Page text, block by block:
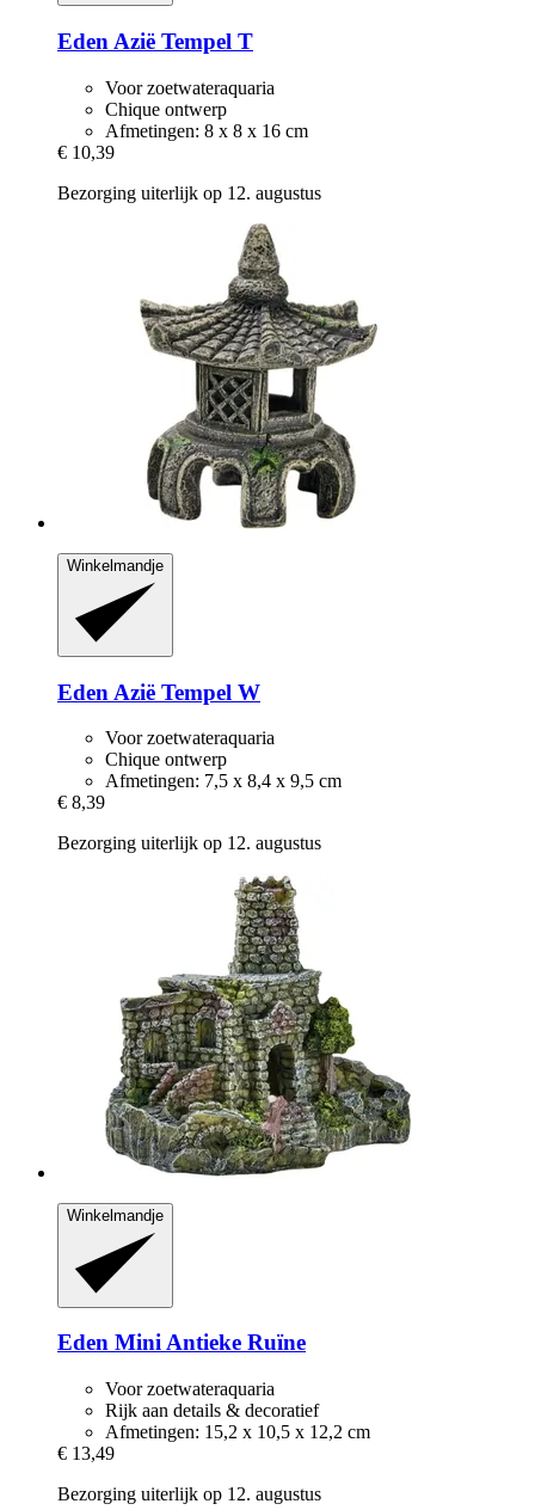
Eden Azië Tempel T
Voor zoetwateraquaria
Chique ontwerp
Afmetingen: 8 x 8 x 16 cm
€ 10,39
Bezorging uiterlijk op 12. augustus
Winkelmandje
Eden Azië Tempel W
Voor zoetwateraquaria
Chique ontwerp
Afmetingen: 7,5 x 8,4 x 9,5 cm
€ 8,39
Bezorging uiterlijk op 12. augustus
Winkelmandje
Eden Mini Antieke Ruïne
Voor zoetwateraquaria
Rijk aan details & decoratief
Afmetingen: 15,2 x 10,5 x 12,2 cm
€ 13,49
Bezorging uiterlijk op 12. augustus